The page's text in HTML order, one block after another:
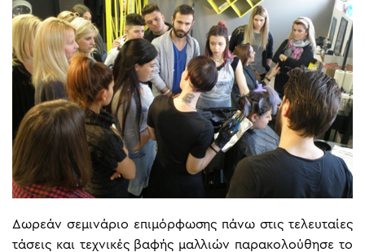
Δωρεάν σεμινάριο επιμόρφωσης πάνω στις τελευταίες
τάσεις και τεχνικές βαφής μαλλιών παρακολούθησε το